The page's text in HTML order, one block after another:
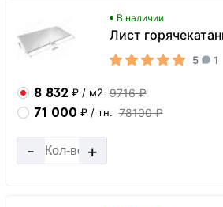
В наличии
Лист
5 1
8 832 ₽ / м2 9716 ₽
71 000 ₽ / тн. 78100 ₽
- +